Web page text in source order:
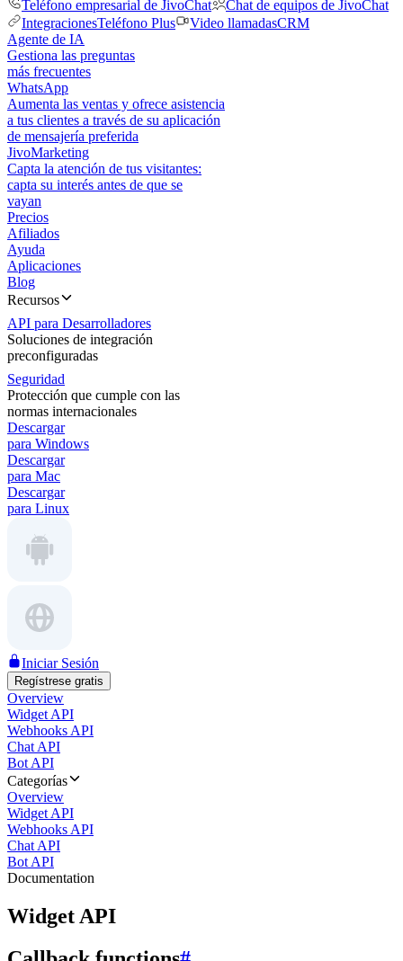
Teléfono empresarial de JivoChat
Chat de equipos de JivoChat
IntegracionesTeléfono Plus Video llamadasCRM
Agente de IA
Gestiona las preguntas
más frecuentes
WhatsApp
Aumenta las ventas y ofrece asistencia
a tus clientes a través de su aplicación
de mensajería preferida
JivoMarketing
Capta la atención de tus visitantes:
capta su interés antes de que se
vayan
Precios
Afiliados
Ayuda
Aplicaciones
Blog
Recursos
API para Desarrolladores
Soluciones de integración
preconfiguradas
Seguridad
Protección que cumple con las
normas internacionales
Descargar
para Windows
Descargar
para Mac
Descargar
para Linux
Iniciar Sesión
Regístrese gratis
Overview
Widget API
Webhooks API
Chat API
Bot API
Categorías
Overview
Widget API
Webhooks API
Chat API
Bot API
Documentation
Widget API